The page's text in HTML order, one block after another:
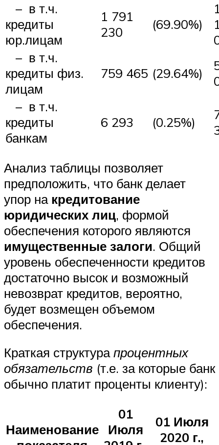
– в т.ч.
кредиты
юр.лицам
1 791
230
(69.90%)
– в т.ч.
кредиты физ.
лицам
759 465 (29.64%)
– в т.ч.
кредиты
банкам
6 293 (0.25%)
Анализ таблицы позволяет
предположить, что банк делает
упор на кредитование
юридических лиц, формой
обеспечения которого являются
имущественные залоги. Общий
уровень обеспеченности кредитов
достаточно высок и возможный
невозврат кредитов, вероятно,
будет возмещен объемом
обеспечения.
Краткая структурапроцентных
обязательств (т.е. за которые банк
обычно платит проценты клиенту):
Наименование
01
Июля
01 Июля
2020 г.,